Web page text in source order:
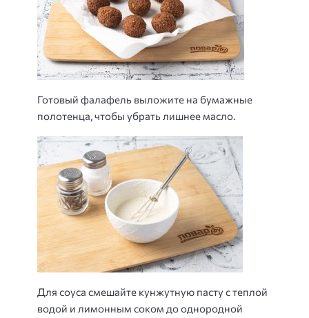
Готовый фалафель выложите на бумажные
полотенца, чтобы убрать лишнее масло.
Для соуса смешайте кунжутную пасту с теплой
водой и лимонным соком до однородной